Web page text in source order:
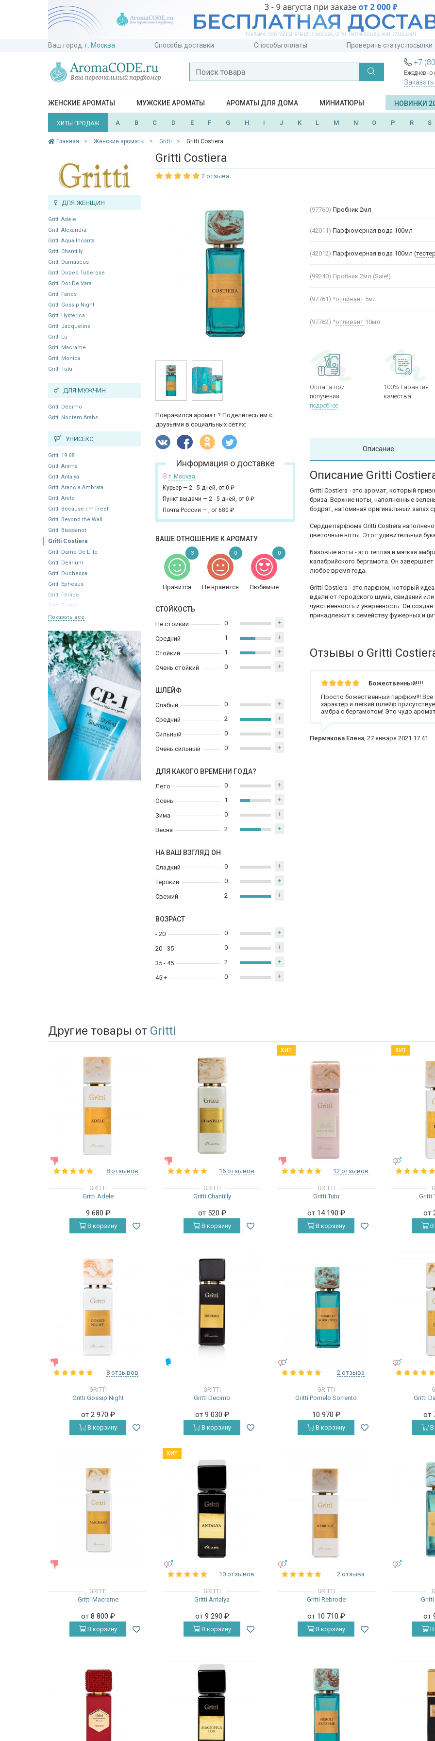
Ваш город: г. Москва Способы доставки Способы оплаты Проверить статус посылки
+7
Ежедневно
ЖЕНСКИЕ АРОМАТЫ МУЖСКИЕ АРОМАТЫ АРОМАТЫ ДЛЯ ДОМА МИНИАТЮРЫ НОВИНКИ
ХИТЫ ПРОДАЖ A B C D E F G H I J K L M N O P R S
Главная Женские ароматы Gritti Gritti Costiera
ДЛЯ ЖЕНЩИН
Gritti Adele
Gritti Alexandra
Gritti Aqua Incanta
Gritti Chantilly
Gritti Damascus
Gritti Doped Tuberose
Gritti Dor De Vara
Gritti Fanos
Gritti Gossip Night
Gritti Hysterica
Gritti Jacqueline
Gritti Lu
Gritti Macrame
Gritti Monica
Gritti Tutu
ДЛЯ МУЖЧИН
Gritti Decimo
Gritti Noctem Arabs
УНИСЕКС
Gritti 19 68
Gritti Anima
Gritti Antalya
Gritti Arancia Ambrata
Gritti Arete
Gritti Because I m Freel
Gritti Beyond the Wall
Gritti Biassanot
Gritti Costiera
Gritti Dame De L`ile
Gritti Delirium
Gritti Duchessa
Gritti Ephesus
Gritti Fenice
Gritti Florian
Показать все
Gritti Costiera
2 отзыва
Понравился аромат ? Поделитесь им с
друзьями в социальных сетях:
Информация о доставке
г. Москва
Курьер — 2 - 5 дней, от 0 ₽
Пункт выдачи — 2 - 5 дней, от 0 ₽
Почта России — , от 680 ₽
ВАШЕ ОТНОШЕНИЕ К АРОМАТУ
Нравится Не нравится Любимые
3 0 0
СТОЙКОСТЬ
Не стойкий
Средний
Стойкий
Очень стойкий
0 +
1 +
1 +
0 +
ШЛЕЙФ
Слабый
Средний
Сильный
Очень сильный
0 +
2 +
0 +
0 +
ДЛЯ КАКОГО ВРЕМЕНИ ГОДА?
Лето
Осень
Зима
Весна
0 +
1 +
0 +
2 +
НА ВАШ ВЗГЛЯД ОН
Сладкий
Терпкий
Свежий
0 +
0 +
2 +
ВОЗРАСТ
- 20
20 - 35
35 - 45
45 +
0 +
0 +
2 +
0 +
(97760) Пробник 2мл
(42011) Парфюмерная вода 100мл
(42012) Парфюмерная вода 100мл (
(99240) Пробник 2мл (Sale!)
(97761) *отливант 5мл
(97762) *отливант 10мл
Оплата при
получении
подробнее
100% Гарантия
качества
Описание
Описание Gritti
Gritti Costiera - это аромат, который
бриза. Верхние ноты, наполненные
бодрят, напоминая оригинальный запах
Сердце парфюма Gritti Costiera
цветочные ноты. Этот удивительный
Базовые ноты - это теплая и мягкая
калабрийского бергамота. Он
любое время года.
Gritti Costiera - это парфюм, который
вдали от городского шума, свиданий
чувственность и уверенность. Он
принадлежит к семейству фужерных и
Отзывы о Gritti
Божественный!!!!
Просто божественный парфюм!!! Все
характер и легкий шлейф
амбра с бергамотом! Это чудо
Пермякова Елена,27 января 2021 17:41
Другие товары от Gritti
8 отзывов
GRITTI
Gritti Adele
9 680 ₽
В корзину
16 отзывов
GRITTI
Gritti Chantilly
от 520 ₽
В корзину
ХИТ
ЖЕНСКИЕ
12 отзывов
GRITTI
Gritti Tutu
от 14 190 ₽
В корзину
ХИТ
УНИСЕКС
Gritti
от
В
8 отзывов
GRITTI
Gritti Gossip Night
от 2 970 ₽
В корзину
GRITTI
Gritti Decimo
от 9 030 ₽
В корзину
2 отзыва
GRITTI
Gritti Pomelo Sorrento
10 970 ₽
В корзину
Gritti
от
В
GRITTI
Gritti Macrame
от 8 800 ₽
В корзину
ХИТ
10 отзывов
GRITTI
Gritti Antalya
от 9 290 ₽
В корзину
2 отзыва
GRITTI
Gritti Rebrode
от 10 710 ₽
В корзину
от
В